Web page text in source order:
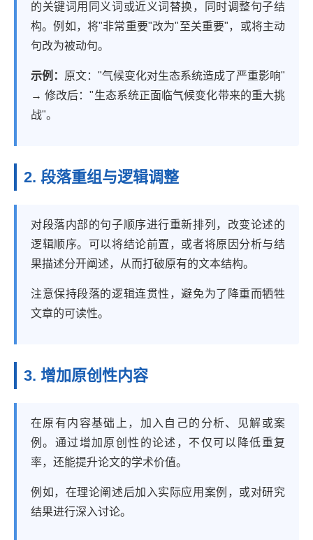
的关键词用同义词或近义词替换，同时调整句子结
构。例如，将"非常重要"改为"至关重要"，或将主动
句改为被动句。
示例： 原文："气候变化对生态系统造成了严重影响"
→ 修改后："生态系统正面临气候变化带来的重大挑
战"。
2. 段落重组与逻辑调整
对段落内部的句子顺序进行重新排列，改变论述的
逻辑顺序。可以将结论前置，或者将原因分析与结
果描述分开阐述，从而打破原有的文本结构。
注意保持段落的逻辑连贯性，避免为了降重而牺牲
文章的可读性。
3. 增加原创性内容
在原有内容基础上，加入自己的分析、见解或案
例。通过增加原创性的论述，不仅可以降低重复
率，还能提升论文的学术价值。
例如，在理论阐述后加入实际应用案例，或对研究
结果进行深入讨论。